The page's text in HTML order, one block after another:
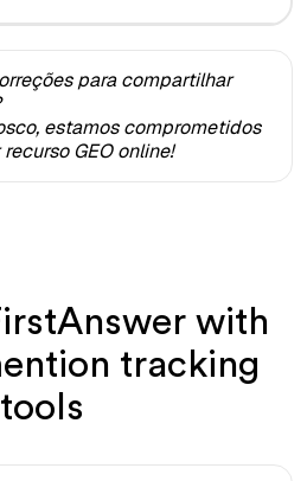
para compartilhar
estamos comprometidos
GEO online!
with
tracking
tools